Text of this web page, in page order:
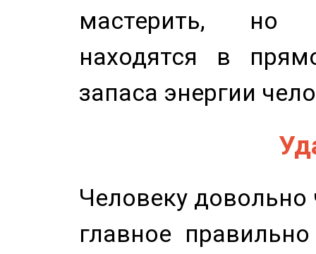
мастерить, но
находятся в
запаса энергии
Человеку довольно
главное